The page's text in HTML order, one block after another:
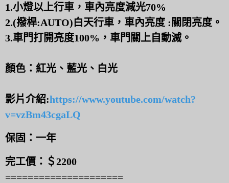
1.小燈以上行車，車內亮度減光70%
2.(撥桿:AUTO)白天行車，車內亮度 :關閉亮度。
3.車門打開亮度100%，車門關上自動滅。
顏色：紅光、藍光、白光
影片介紹:https://www.youtube.com/watch?
v=vzBm43cgaLQ
保固：一年
完工價：＄2200
=====================